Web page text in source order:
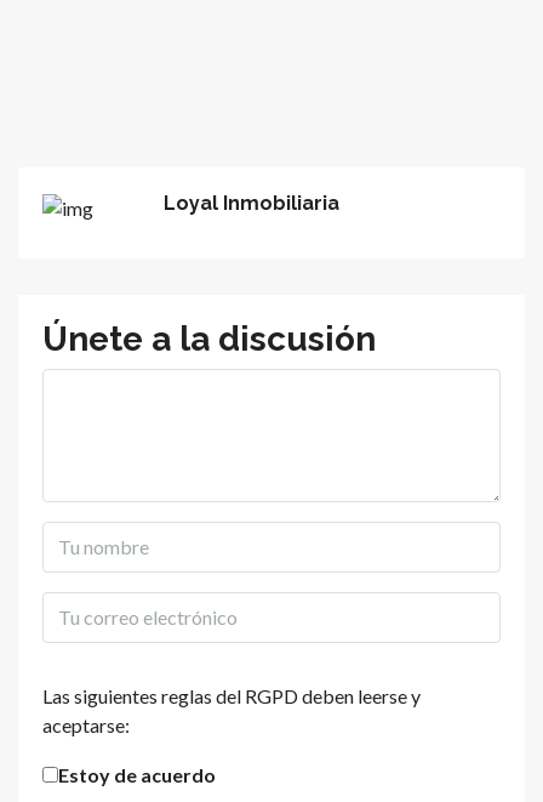
Loyal Inmobiliaria
Únete a la discusión
Las siguientes reglas del RGPD deben leerse y
aceptarse:
Estoy de acuerdo